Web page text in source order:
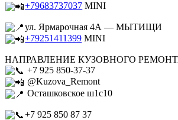
+79683737037 MINI
ул. Ярмарочная 4А — МЫТИЩИ
+79251411399 MINI
НАПРАВЛЕНИЕ КУЗОВНОГО
+7 925 850-37-37
@Kuzova_Remont
Осташковское ш1с10
+7 925 850 87 37